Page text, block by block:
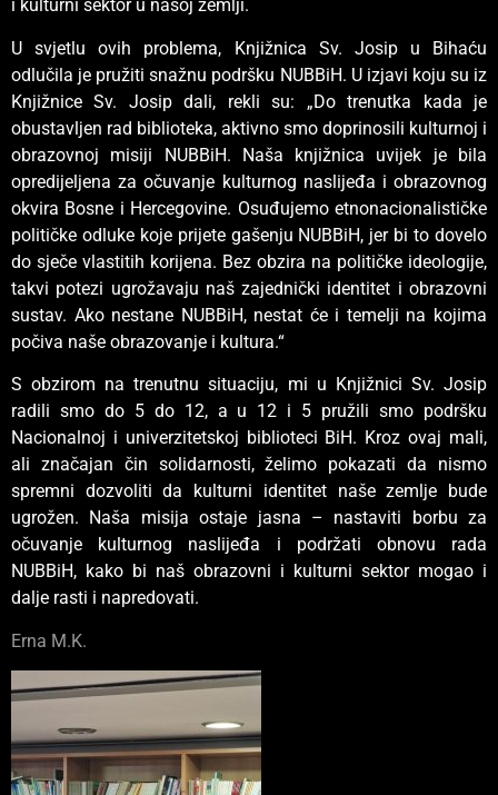
i kulturni sektor u našoj zemlji.
U svjetlu ovih problema, Knjižnica Sv. Josip u Bihaću
odlučila je pružiti snažnu podršku NUBBiH. U izjavi koju su iz
Knjižnice Sv. Josip dali, rekli su: „Do trenutka kada je
obustavljen rad biblioteka, aktivno smo doprinosili kulturnoj i
obrazovnoj misiji NUBBiH. Naša knjižnica uvijek je bila
opredijeljena za očuvanje kulturnog naslijeđa i obrazovnog
okvira Bosne i Hercegovine. Osuđujemo etnonacionalističke
političke odluke koje prijete gašenju NUBBiH, jer bi to dovelo
do sječe vlastitih korijena. Bez obzira na političke ideologije,
takvi potezi ugrožavaju naš zajednički identitet i obrazovni
sustav. Ako nestane NUBBiH, nestat će i temelji na kojima
počiva naše obrazovanje i kultura.“
S obzirom na trenutnu situaciju, mi u Knjižnici Sv. Josip
radili smo do 5 do 12, a u 12 i 5 pružili smo podršku
Nacionalnoj i univerzitetskoj biblioteci BiH. Kroz ovaj mali,
ali značajan čin solidarnosti, želimo pokazati da nismo
spremni dozvoliti da kulturni identitet naše zemlje bude
ugrožen. Naša misija ostaje jasna – nastaviti borbu za
očuvanje kulturnog naslijeđa i podržati obnovu rada
NUBBiH, kako bi naš obrazovni i kulturni sektor mogao i
dalje rasti i napredovati.
Erna M.K.